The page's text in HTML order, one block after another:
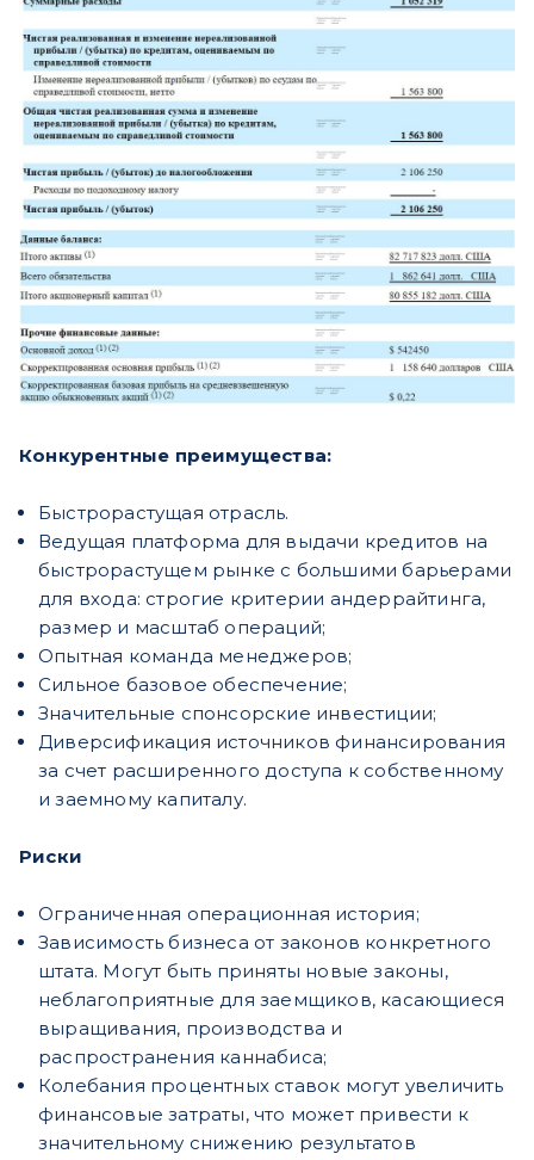
Конкурентные преимущества:
Быстрорастущая отрасль.
Ведущая платформа для выдачи кредитов на
быстрорастущем рынке с большими барьерами
для входа: строгие критерии андеррайтинга,
размер и масштаб операций;
Опытная команда менеджеров;
Сильное базовое обеспечение;
Значительные спонсорские инвестиции;
Диверсификация источников финансирования
за счет расширенного доступа к собственному
и заемному капиталу.
Риски
Ограниченная операционная история;
Зависимость бизнеса от законов конкретного
штата. Могут быть приняты новые законы,
неблагоприятные для заемщиков, касающиеся
выращивания, производства и
распространения каннабиса;
Колебания процентных ставок могут увеличить
финансовые затраты, что может привести к
значительному снижению результатов